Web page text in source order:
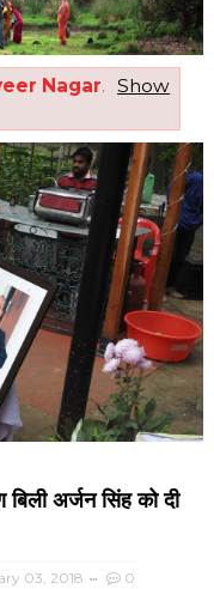
Nagar. Show
अर्जन सिंह को दी
03, 2018 0